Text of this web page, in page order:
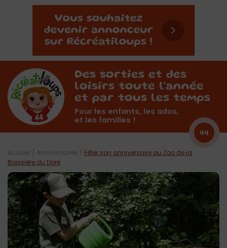
Des sorties et des
loisirs toute l'année
et par tous les temps
Pour les enfants, les ados,
et les familles !
44
Accueil / Anniversaires / Fêter son anniversaire au Zoo de la
Boissière du Doré